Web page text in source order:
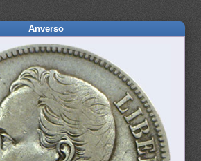
Anverso